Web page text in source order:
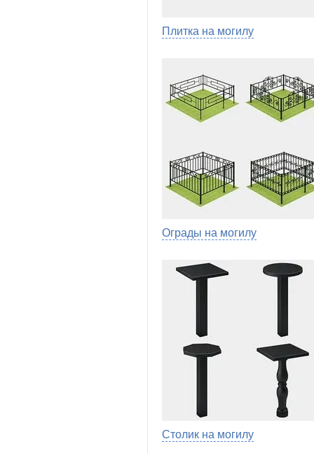
Плитка на могилу
Ограды на могилу
Столик на могилу